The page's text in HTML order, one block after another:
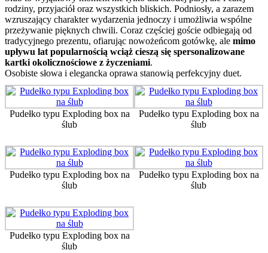
rodziny, przyjaciół oraz wszystkich bliskich. Podniosły, a zarazem
wzruszający charakter wydarzenia jednoczy i umożliwia wspólne
przeżywanie pięknych chwili. Coraz częściej goście odbiegają od
tradycyjnego prezentu, ofiarując nowożeńcom gotówkę, ale mimo
upływu lat popularnością wciąż cieszą się spersonalizowane
kartki okolicznościowe z życzeniami.
Osobiste słowa i elegancka oprawa stanowią perfekcyjny duet.
Pudełko typu Exploding box na
ślub
Pudełko typu Exploding box na
ślub
Pudełko typu Exploding box na
ślub
Pudełko typu Exploding box na
ślub
Pudełko typu Exploding box na
ślub